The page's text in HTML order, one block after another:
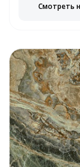
Смотреть